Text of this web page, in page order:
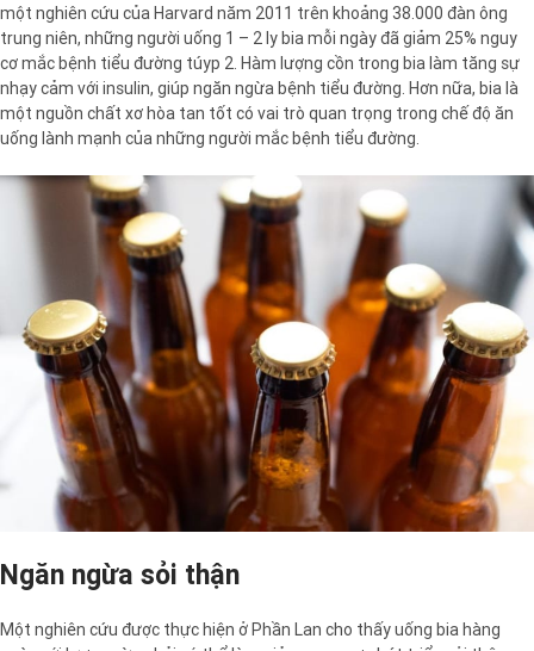
một nghiên cứu của Harvard năm 2011 trên khoảng 38.000 đàn ông
trung niên, những người uống 1 – 2 ly bia mỗi ngày đã giảm 25% nguy
cơ mắc bệnh tiểu đường túyp 2. Hàm lượng cồn trong bia làm tăng sự
nhạy cảm với insulin, giúp ngăn ngừa bệnh tiểu đường. Hơn nữa, bia là
một nguồn chất xơ hòa tan tốt có vai trò quan trọng trong chế độ ăn
uống lành mạnh của những người mắc bệnh tiểu đường.
Ngăn ngừa sỏi thận
Một nghiên cứu được thực hiện ở Phần Lan cho thấy uống bia hàng